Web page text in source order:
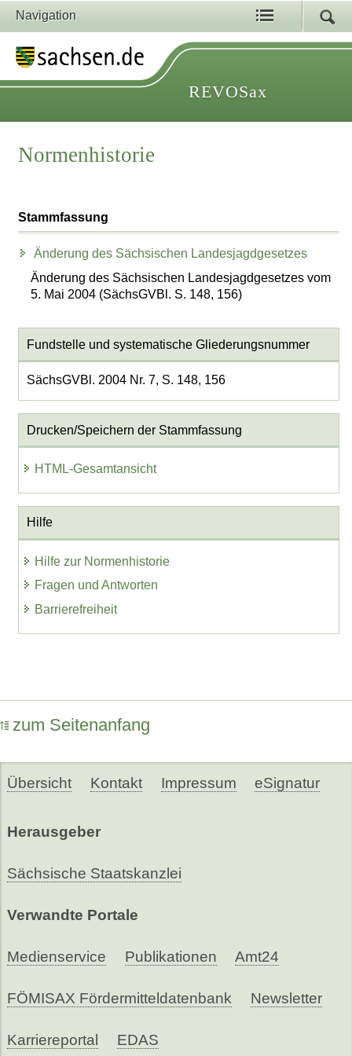
Navigation
REVOSax
Normenhistorie
Stammfassung
Änderung des Sächsischen Landesjagdgesetzes
Änderung des Sächsischen Landesjagdgesetzes vom
5. Mai 2004 (SächsGVBl. S. 148, 156)
Fundstelle und systematische Gliederungsnummer
SächsGVBl. 2004 Nr. 7, S. 148, 156
Drucken/Speichern der Stammfassung
HTML-Gesamtansicht
Hilfe
Hilfe zur Normenhistorie
Fragen und Antworten
Barrierefreiheit
zum Seitenanfang
Übersicht Kontakt Impressum eSignatur
Herausgeber
Sächsische Staatskanzlei
Verwandte Portale
Medienservice Publikationen Amt24
FÖMISAX Fördermitteldatenbank Newsletter
Karriereportal EDAS